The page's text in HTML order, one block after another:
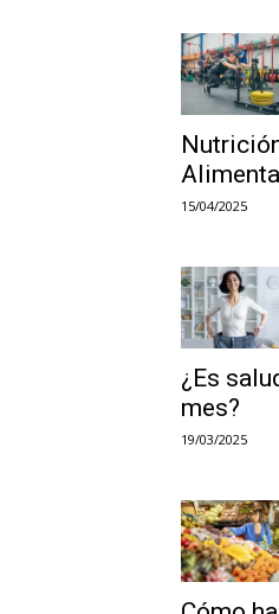
15/04/2025
¿Es
mes?
19/03/2025